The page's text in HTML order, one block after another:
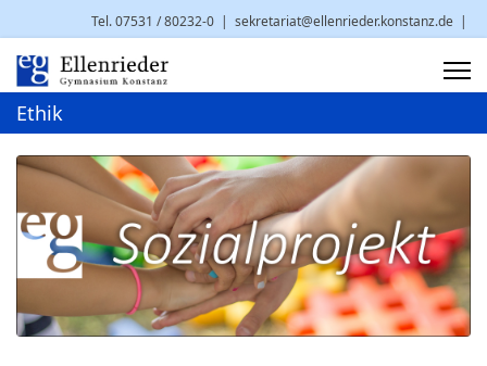
Tel. 07531 / 80232-0 | sekretariat@ellenrieder.konstanz.de |
Brauneggerstr. 29 | 78462 Konstanz
Ethik